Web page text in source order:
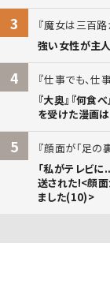
3
魔女は三百路
強い女性が主
4
仕事でも、仕
『大奥』『何食
を受けた漫画
5
顔面が「足の
「私がテレビ
送された!<顔面
ました(10)>